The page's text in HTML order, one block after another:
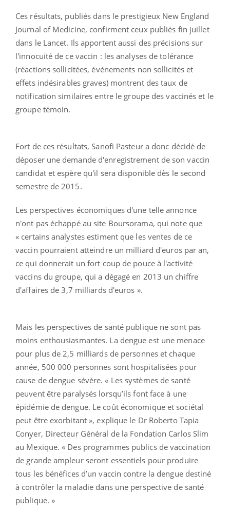
Ces résultats, publiés dans le prestigieux New England
Journal of Medicine, confirment ceux publiés fin juillet
dans le Lancet. Ils apportent aussi des précisions sur
l'innocuité de ce vaccin : les analyses de tolérance
(réactions sollicitées, événements non sollicités et
effets indésirables graves) montrent des taux de
notification similaires entre le groupe des vaccinés et le
groupe témoin.
Fort de ces résultats, Sanofi Pasteur a donc décidé de
déposer une demande d'enregistrement de son vaccin
candidat et espère qu'il sera disponible dès le second
semestre de 2015.
Les perspectives économiques d'une telle annonce
n'ont pas échappé au site Boursorama, qui note que
« certains analystes estiment que les ventes de ce
vaccin pourraient atteindre un milliard d'euros par an,
ce qui donnerait un fort coup de pouce à l'activité
vaccins du groupe, qui a dégagé en 2013 un chiffre
d'affaires de 3,7 milliards d'euros ».
Mais les perspectives de santé publique ne sont pas
moins enthousiasmantes. La dengue est une menace
pour plus de 2,5 milliards de personnes et chaque
année, 500 000 personnes sont hospitalisées pour
cause de dengue sévère. « Les systèmes de santé
peuvent être paralysés lorsqu’ils font face à une
épidémie de dengue. Le coût économique et sociétal
peut être exorbitant », explique le Dr Roberto Tapia
Conyer, Directeur Général de la Fondation Carlos Slim
au Mexique. « Des programmes publics de vaccination
de grande ampleur seront essentiels pour produire
tous les bénéfices d’un vaccin contre la dengue destiné
à contrôler la maladie dans une perspective de santé
publique. »